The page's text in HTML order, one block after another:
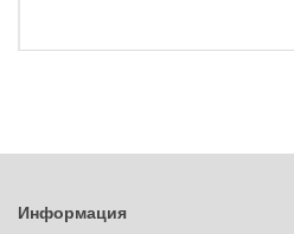
Информация